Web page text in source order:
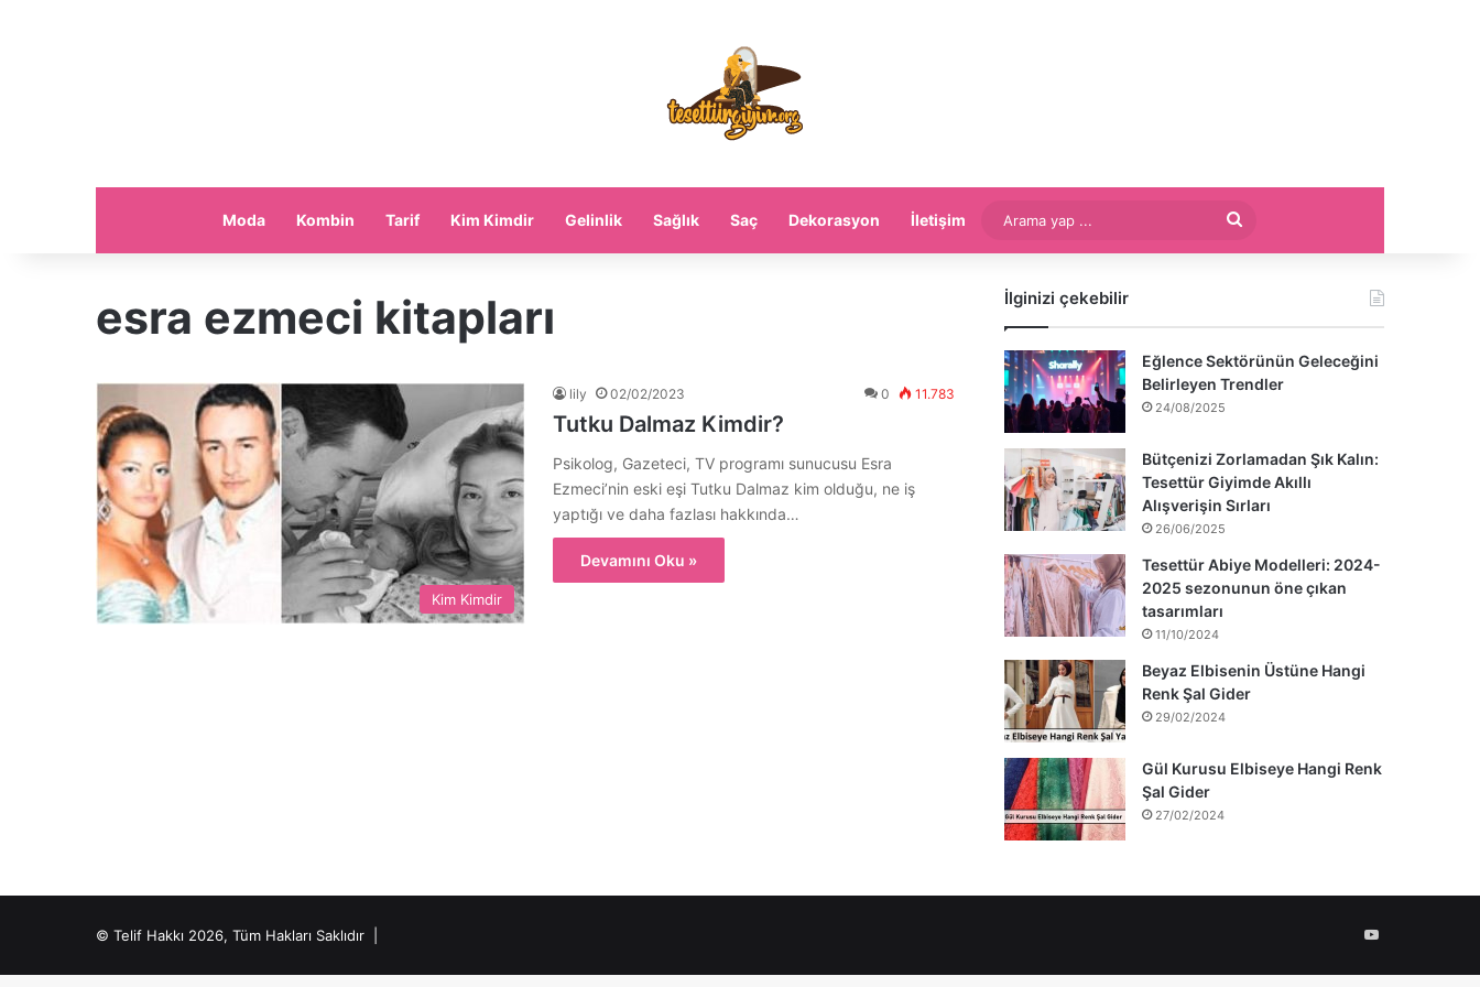
Moda Kombin Tarif Kim Kimdir Gelinlik Sağlık Saç Dekorasyon İletişim
yap
esra ezmeci kitapları
Kim Kimdir
lily 02/02/2023 0 11.783
Tutku Dalmaz Kimdir?
Psikolog, Gazeteci, TV programı sunucusu Esra
Ezmeci’nin eski eşi Tutku Dalmaz kim olduğu, ne iş
yaptığı ve daha fazlası hakkında…
Devamını Oku »
İlginizi çekebilir
Eğlence Sektörünün Geleceğini
Belirleyen Trendler
24/08/2025
Bütçenizi Zorlamadan Şık Kalın:
Tesettür Giyimde Akıllı
Alışverişin Sırları
26/06/2025
Tesettür Abiye Modelleri: 2024-
2025 sezonunun öne çıkan
tasarımları
11/10/2024
Beyaz Elbisenin Üstüne Hangi
Renk Şal Gider
29/02/2024
Gül Kurusu Elbiseye Hangi Renk
Şal Gider
27/02/2024
© Telif Hakkı 2026, Tüm Hakları Saklıdır | YouTube